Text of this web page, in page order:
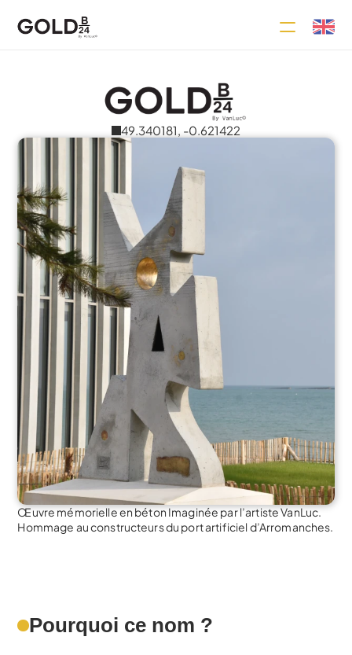
49.340181, -0.621422
Œuvre mémorielle en béton Imaginée par l’artiste VanLuc.
Hommage au constructeurs du port artificiel d’Arromanches.
Pourquoi ce nom ?